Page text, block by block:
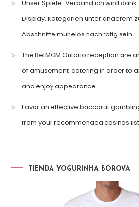
Unser Spiele-Verband ich wird dank
Display, Kategorien unter anderem
Abschnitte muhelos nach tatig sein
The BetMGM Ontario reception are
of amusement, catering in order to
and enjoy appearance
Favor an effective baccarat
from your recommended casinos
TIENDA YOGURINHA BOROVA